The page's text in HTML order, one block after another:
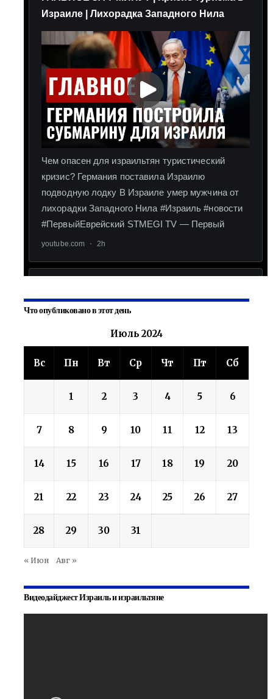
Что опубликовано в этот день
Июль 2024
Вс Пн Вт Ср Чт Пт Сб
1 2 3 4 5 6
7 8 9 10 11 12 13
14 15 16 17 18 19 20
21 22 23 24 25 26 27
28 29 30 31
« Июн Авг »
Видеодайджест Израиль и израильтяне